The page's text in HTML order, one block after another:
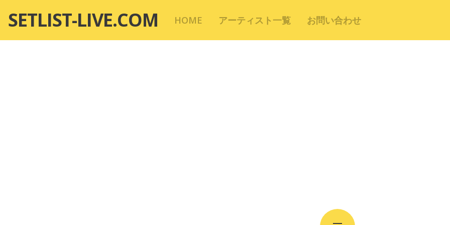
テ
SETLIST-LIVE.COM HOME アーティスト一覧 お問い合わせ